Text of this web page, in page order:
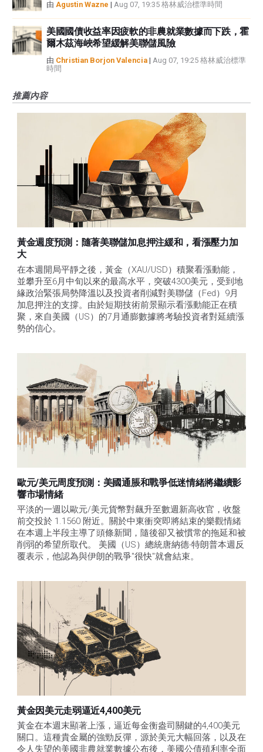
由 Agustin Wazne | Aug 07, 19:35 格林威治標準時間
美國國債收益率因疲軟的非農就業數據而下跌，霍
爾木茲海峽希望緩解美聯儲風險
由 Christian Borjon Valencia | Aug 07, 19:25 格林威治標準
時間
推薦內容
黃金週度預測：隨著美聯儲加息押注緩和，看漲壓力加
大
在本週開局平靜之後，黃金（XAU/USD）積聚看漲動能，
並攀升至6月中旬以來的最高水平，突破4300美元，受到地
緣政治緊張局勢降溫以及投資者削減對美聯儲（Fed）9月
加息押注的支撐。由於短期技術前景顯示看漲動能正在積
聚，來自美國（US）的7月通膨數據將考驗投資者對延續漲
勢的信心。
歐元/美元周度預測：美國通脹和戰爭低迷情緒將繼續影
響市場情緒
平淡的一週以歐元/美元貨幣對飆升至數週新高收官，收盤
前交投於 1.1560 附近。關於中東衝突即將結束的樂觀情緒
在本週上半段主導了頭條新聞，隨後卻又被慣常的拖延和被
削弱的希望所取代。 美國（US）總統唐納德-特朗普本週反
覆表示，他認為與伊朗的戰爭"很快"就會結束。
黃金因美元走弱逼近4,400美元
黃金在本週末顯著上漲，逼近每金衡盎司關鍵的4,400美元
關口。這種貴金屬的強勁反彈，源於美元大幅回落，以及在
令人失望的美國非農就業數據公布後，美國公債殖利率全面